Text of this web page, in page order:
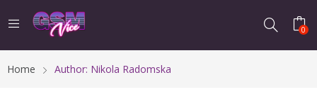
0
Home Author: Nikola Radomska